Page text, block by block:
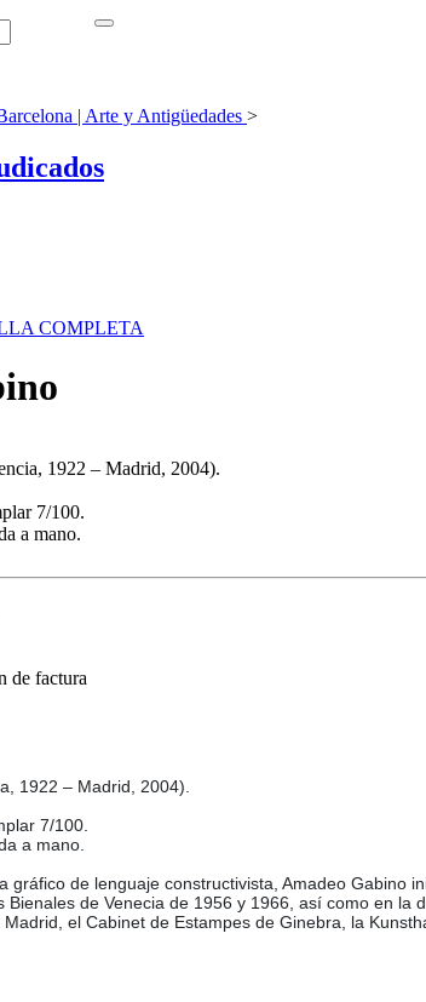
| Arte y Antigüedades >
COMPLETA
1922 – Madrid, 2004).
7/100.
a mano.
de factura
1922 – Madrid, 2004).
7/100.
a mano.
gráfico de lenguaje constructivista, Amadeo Gabino
Bienales de Venecia de 1956 y 1966, así como en
el Cabinet de Estampes de Ginebra, la